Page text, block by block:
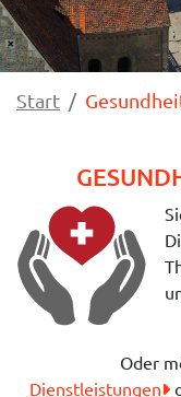
Start
Oder
Dienstleistungen